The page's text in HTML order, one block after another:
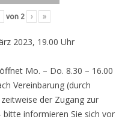
von 2 › »
2023, 19.00 Uhr
Mo. – Do. 8.30 – 16.00
Vereinbarung (durch
der Zugang zur
informieren Sie sich vor